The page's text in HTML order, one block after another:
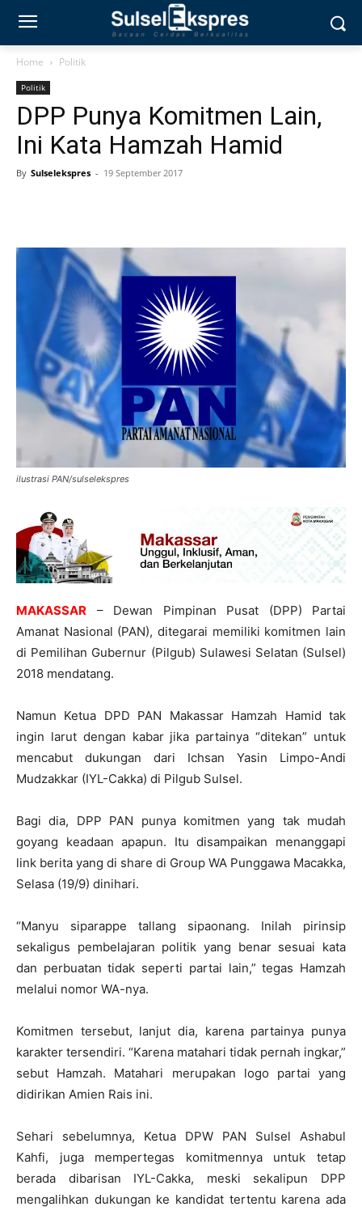
Home Politik
Politik
DPP Punya Komitmen Lain,
Ini Kata Hamzah Hamid
By Sulselekspres - 19 September 2017
ilustrasi PAN/sulselekspres
MAKASSAR – Dewan Pimpinan Pusat (DPP) Partai
Amanat Nasional (PAN), ditegarai memiliki komitmen lain
di Pemilihan Gubernur (Pilgub) Sulawesi Selatan (Sulsel)
2018 mendatang.
Namun Ketua DPD PAN Makassar Hamzah Hamid tak
ingin larut dengan kabar jika partainya “ditekan” untuk
mencabut dukungan dari Ichsan Yasin Limpo-Andi
Mudzakkar (IYL-Cakka) di Pilgub Sulsel.
Bagi dia, DPP PAN punya komitmen yang tak mudah
goyang keadaan apapun. Itu disampaikan menanggapi
link berita yang di share di Group WA Punggawa Macakka,
Selasa (19/9) dinihari.
“Manyu siparappe tallang sipaonang. Inilah pirinsip
sekaligus pembelajaran politik yang benar sesuai kata
dan perbuatan tidak seperti partai lain,” tegas Hamzah
melalui nomor WA-nya.
Komitmen tersebut, lanjut dia, karena partainya punya
karakter tersendiri. “Karena matahari tidak pernah ingkar,”
sebut Hamzah. Matahari merupakan logo partai yang
didirikan Amien Rais ini.
Sehari sebelumnya, Ketua DPW PAN Sulsel Ashabul
Kahfi, juga mempertegas komitmennya untuk tetap
berada dibarisan IYL-Cakka, meski sekalipun DPP
mengalihkan dukungan ke kandidat tertentu karena ada